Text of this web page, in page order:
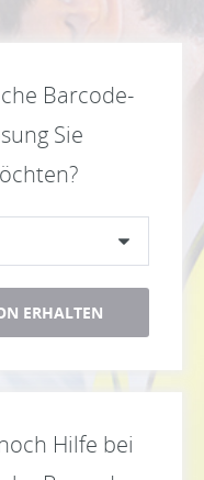
Barcode-
Sie
ERHALTEN
Hilfe bei